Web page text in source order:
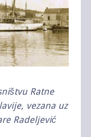
Ratne
vezana uz
Radeljević